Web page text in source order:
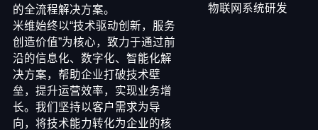
的全流程解决方案。
米维始终以“技术驱动创新，服务
创造价值”为核心，致力于通过前
沿的信息化、数字化、智能化解
决方案，帮助企业打破技术壁
垒，提升运营效率，实现业务增
长。我们坚持以客户需求为导
向，将技术能力转化为企业的核
物联网系统研发